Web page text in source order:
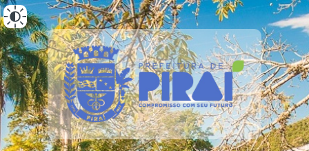
ALTO CONTRASTE MAPA DO SITE